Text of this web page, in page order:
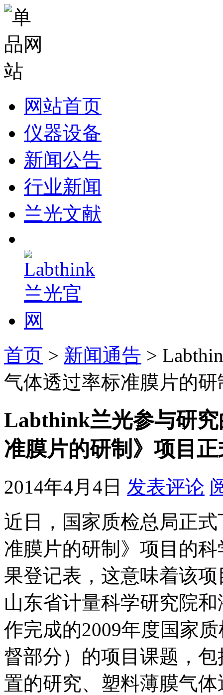
网站首页
仪器设备
新闻公告
行业新闻
兰光文献
首页 > 新闻通告 >
气体透过率标准膜片的
Labthink兰光参与研
准膜片的研制》项目
2014年4月4日 发表评论
近日，国家质检总局正
准膜片的研制》项目的
果登记表，这意味着该
山东省计量科学研究院
作完成的2009年度国家
督部分）的项目课题，
置的研究、塑料薄膜气